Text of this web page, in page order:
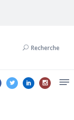
Recherche